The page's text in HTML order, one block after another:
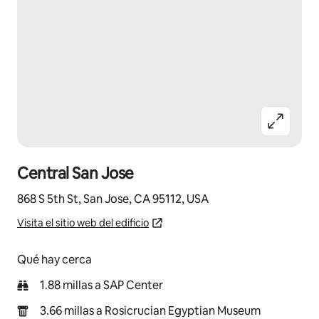
Central San Jose
868 S 5th St, San Jose, CA 95112, USA
Visita el sitio web del edificio
Qué hay cerca
1.88 millas a SAP Center
3.66 millas a Rosicrucian Egyptian Museum